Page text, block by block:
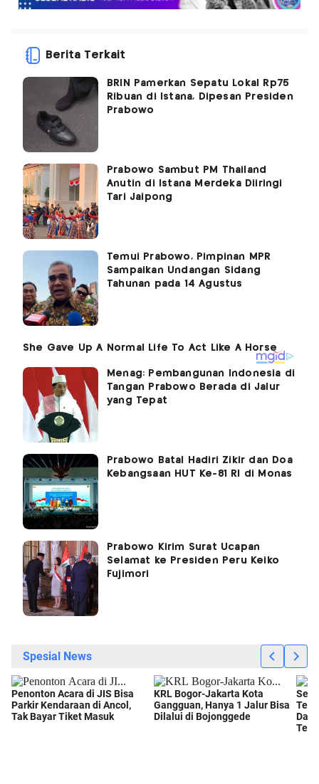
Berita Terkait
BRIN Pamerkan Sepatu Lokal Rp75
Ribuan di Istana, Dipesan Presiden
Prabowo
Prabowo Sambut PM Thailand
Anutin di Istana Merdeka Diiringi
Tari Jaipong
Temui Prabowo, Pimpinan MPR
Sampaikan Undangan Sidang
Tahunan pada 14 Agustus
Menag: Pembangunan Indonesia di
Tangan Prabowo Berada di Jalur
yang Tepat
Prabowo Batal Hadiri Zikir dan Doa
Kebangsaan HUT Ke-81 RI di Monas
Prabowo Kirim Surat Ucapan
Selamat ke Presiden Peru Keiko
Fujimori